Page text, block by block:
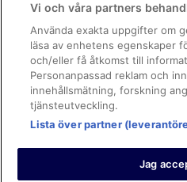
Riktlinjer för innehåll och anmäla
Hjälp
Kontakta oss
Avboka eller ändra din bokning
Boka ett flyg med flygbolagskredit
Återbetalningsprocess och tidslinjer
Vi och våra partners
Använda exakta uppgifter om
läsa av enhetens egenskaper
och/eller få åtkomst till
Personanpassad reklam och
innehållsmätning, forskning
tjänsteutveckling.
Lista över partner
Jag